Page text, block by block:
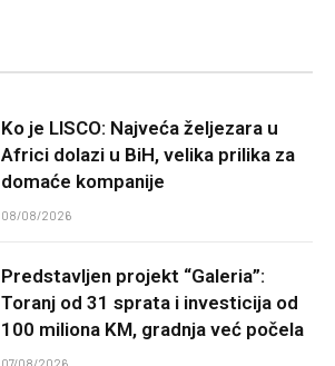
Ko je LISCO: Najveća željezara u
Africi dolazi u BiH, velika prilika za
domaće kompanije
08/08/2026
Predstavljen projekt “Galeria”:
Toranj od 31 sprata i investicija od
100 miliona KM, gradnja već počela